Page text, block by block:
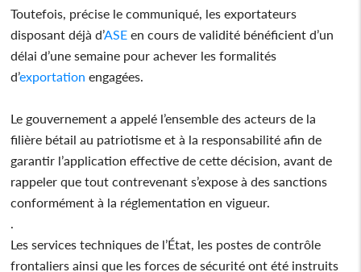
Toutefois, précise le communiqué, les exportateurs
disposant déjà d’ASE en cours de validité bénéficient d’un
délai d’une semaine pour achever les formalités
d’exportation engagées.
Le gouvernement a appelé l’ensemble des acteurs de la
filière bétail au patriotisme et à la responsabilité afin de
garantir l’application effective de cette décision, avant de
rappeler que tout contrevenant s’expose à des sanctions
conformément à la réglementation en vigueur.
Les services techniques de l’État, les postes de contrôle
frontaliers ainsi que les forces de sécurité ont été instruits